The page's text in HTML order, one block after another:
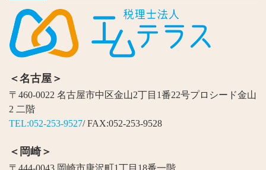
＜名古屋＞
〒460-0022 名古屋市中区金山2丁目1番22号プロシード金山
2 二階
TEL:052-253-9527/ FAX:052-253-9528
＜岡崎＞